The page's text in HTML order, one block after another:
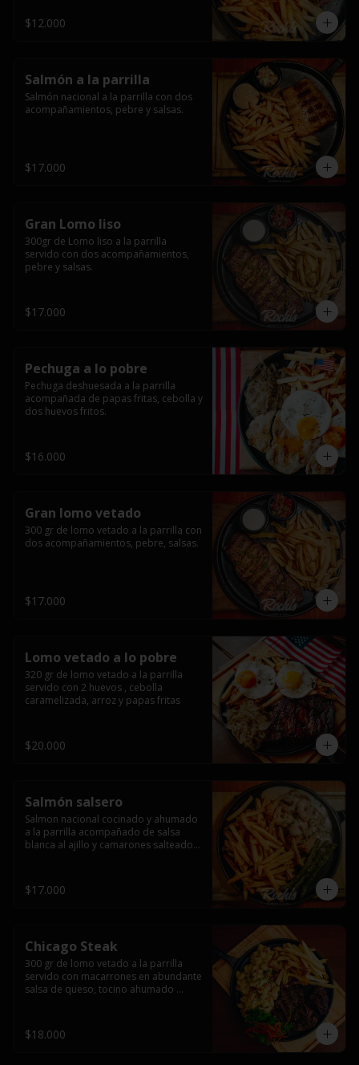
$12.000
Salmón a la parrilla
Salmón nacional a la parrilla con dos
acompañamientos, pebre y salsas.
$17.000
Gran Lomo liso
300gr de Lomo liso a la parrilla
servido con dos acompañamientos,
pebre y salsas.
$17.000
Pechuga a lo pobre
Pechuga deshuesada a la parrilla
acompañada de papas fritas, cebolla y
dos huevos fritos.
$16.000
Gran lomo vetado
300 gr de lomo vetado a la parrilla con
dos acompañamientos, pebre, salsas.
$17.000
Lomo vetado a lo pobre
320 gr de lomo vetado a la parrilla
servido con 2 huevos , cebolla
caramelizada, arroz y papas fritas
$20.000
Salmón salsero
Salmon nacional cocinado y ahumado
a la parrilla acompañado de salsa
blanca al ajillo y camarones salteados,
$17.000
Chicago Steak
300 gr de lomo vetado a la parrilla
servido con macarrones en abundante
salsa de queso, tocino ahumado
$18.000